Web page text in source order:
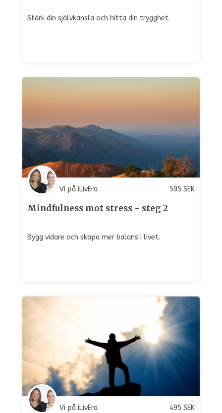
Stärk din självkänsla och hitta din trygghet.
Vi på iLivEra 595 SEK
Mindfulness mot stress - steg 2
Bygg vidare och skapa mer balans i livet.
Vi på iLivEra 495 SEK